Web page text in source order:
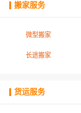
搬家服务
微型搬家
长途搬家
货运服务